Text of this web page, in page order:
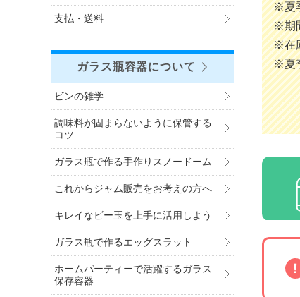
※夏
※期
※在
※夏
支払・送料
ガラス瓶容器について
ビンの雑学
調味料が固まらないように保管する
コツ
ガラス瓶で作る手作りスノードーム
これからジャム販売をお考えの方へ
キレイなビー玉を上手に活用しよう
ガラス瓶で作るエッグスラット
ホームパーティーで活躍するガラス
保存容器